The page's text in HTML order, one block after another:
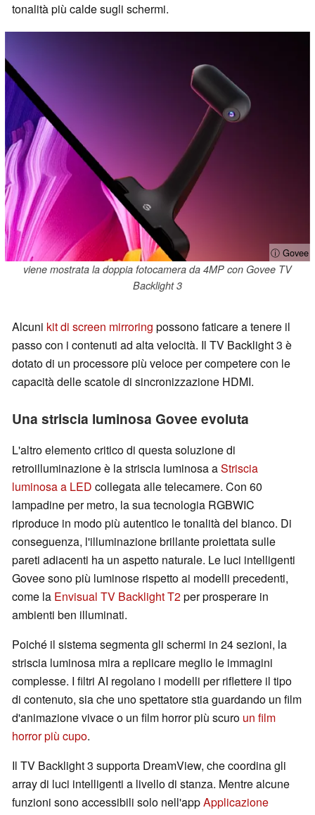
tonalità più calde sugli schermi.
ⓘ Govee
viene mostrata la doppia fotocamera da 4MP con Govee TV
Backlight 3
Alcuni kit di screen mirroring possono faticare a tenere il
passo con i contenuti ad alta velocità. Il TV Backlight 3 è
dotato di un processore più veloce per competere con le
capacità delle scatole di sincronizzazione HDMI.
Una striscia luminosa Govee evoluta
L'altro elemento critico di questa soluzione di
retroilluminazione è la striscia luminosa aStriscia
luminosa a LED collegata alle telecamere. Con 60
lampadine per metro, la sua tecnologia RGBWIC
riproduce in modo più autentico le tonalità del bianco. Di
conseguenza, l'illuminazione brillante proiettata sulle
pareti adiacenti ha un aspetto naturale. Le luci intelligenti
Govee sono più luminose rispetto ai modelli precedenti,
come la Envisual TV Backlight T2per prosperare in
ambienti ben illuminati.
Poiché il sistema segmenta gli schermi in 24 sezioni, la
striscia luminosa mira a replicare meglio le immagini
complesse. I filtri AI regolano i modelli per riflettere il tipo
di contenuto, sia che uno spettatore stia guardando un film
d'animazione vivace o un film horror più scuro un film
horror più cupo.
Il TV Backlight 3 supporta DreamView, che coordina gli
array di luci intelligenti a livello di stanza. Mentre alcune
funzioni sono accessibili solo nell'appApplicazione